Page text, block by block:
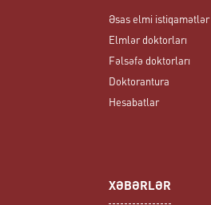
Əsas elmi istiqamətlər
Elmlər doktorları
Fəlsəfə doktorları
Doktorantura
Hesabatlar
XƏBƏRLƏR